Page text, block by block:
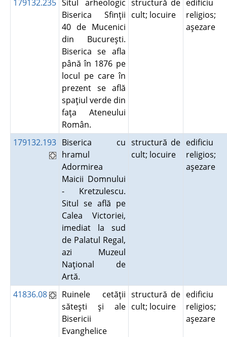
179132.235 Situl arheologic
Biserica Sfinţii
40 de Mucenici
din Bucureşti.
Biserica se afla
până în 1876 pe
locul pe care în
prezent se află
spaţiul verde din
faţa Ateneului
Român.
structură de
cult; locuire
edificiu
religios;
aşezare
179132.193 Biserica cu
hramul
Adormirea
Maicii Domnului
- Kretzulescu.
Situl se află pe
Calea Victoriei,
imediat la sud
de Palatul Regal,
azi Muzeul
Naţional de
Artă.
structură de
cult; locuire
edificiu
religios;
aşezare
41836.08
Ruinele cetăţii
săteşti şi ale
Bisericii
Evanghelice
structură de
cult; locuire
edificiu
religios;
aşezare